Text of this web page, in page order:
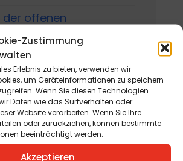
Zustimmung
Erlebnis zu bieten, verwenden wir
um Geräteinformationen zu speichern
Wenn Sie diesen Technologien
Daten wie das Surfverhalten oder
Website verarbeiten. Wenn Sie Ihre
oder zurückziehen, können bestimmte
beeinträchtigt werden.
Akzeptieren
der offenen
2026